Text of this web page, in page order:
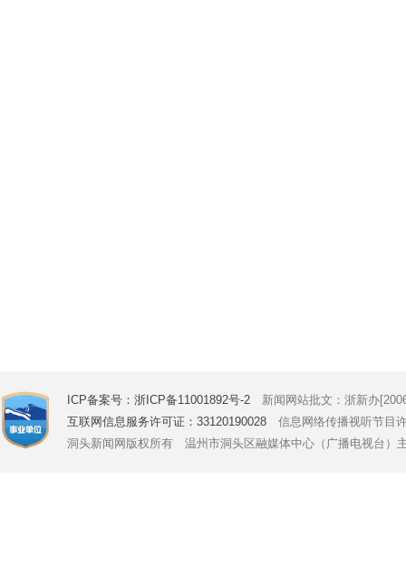
ICP备案号：浙ICP备11001892号-2 新闻网站批文：浙新办
互联网信息服务许可证：33120190028 信息网络传播视听节目
洞头新闻网版权所有 温州市洞头区融媒体中心（广播电视台）